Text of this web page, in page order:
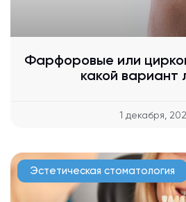
Фарфоровые или
какой вариант
1 декабря,
Эстетическая стоматология